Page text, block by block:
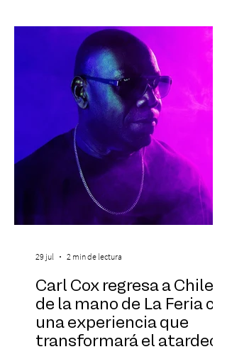
experiencia del cáncer de mama y a sus
familias, además de impulsar la detección
temprana, porque la información también
es una forma de acompañar. Con este
propósito, la Corporación realizará la 17ª
Corrida por la Vida, e
Carl Cox regresa a Chile
de la mano de La Feria con
una experiencia que
transformará el atardecer
29 jul 2 min de lectura